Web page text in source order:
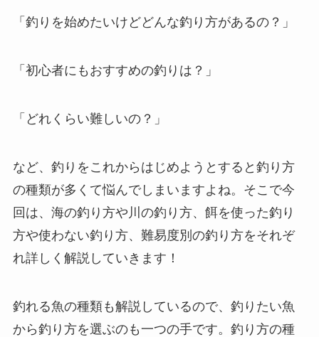
「釣りを始めたいけどどんな釣り方があるの？」
「初心者にもおすすめの釣りは？」
「どれくらい難しいの？」
など、釣りをこれからはじめようとすると釣り方
の種類が多くて悩んでしまいますよね。そこで今
回は、海の釣り方や川の釣り方、餌を使った釣り
方や使わない釣り方、難易度別の釣り方をそれぞ
れ詳しく解説していきます！
釣れる魚の種類も解説しているので、釣りたい魚
から釣り方を選ぶのも一つの手です。釣り方の種